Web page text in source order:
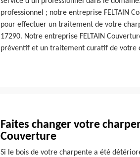
professionnel ; notre entreprise FELTAIN
pour effectuer un traitement de votre
17290. Notre entreprise FELTAIN
préventif et un traitement curatif de votre
Faites changer votre
Couverture
Si le bois de votre charpente a été